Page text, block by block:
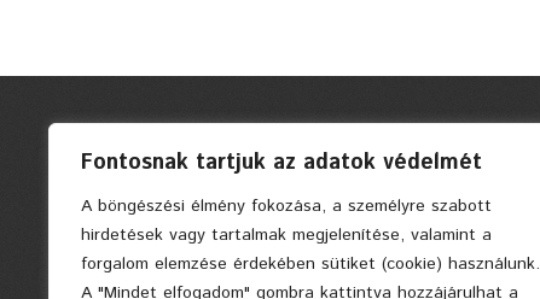
Fontosnak tartjuk az adatok védelmét
A böngészési élmény fokozása, a személyre szabott
hirdetések vagy tartalmak megjelenítése, valamint a
forgalom elemzése érdekében sütiket (cookie) használunk.
A "Mindet elfogadom" gombra kattintva hozzájárulhat a